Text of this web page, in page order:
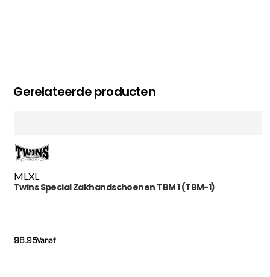
Gerelateerde producten
MLXL
Twins Special Zakhandschoenen TBM 1 (TBM-1)
Vanaf
98.95